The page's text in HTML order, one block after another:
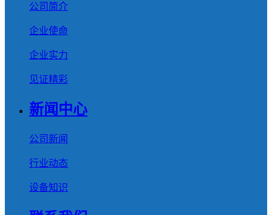
公司简介
企业使命
企业实力
见证精彩
新闻中心
公司新闻
行业动态
设备知识